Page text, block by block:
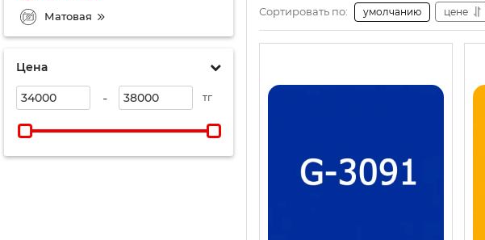
Матовая
Цена
- тг
Сортировать по: умолчанию цене